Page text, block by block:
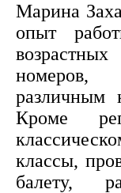
Марина
опыт
номеров,
различным
Кроме
классы,
балету,